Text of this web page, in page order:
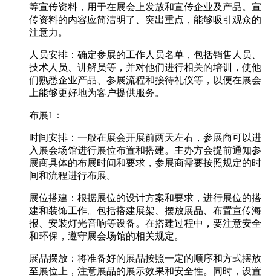
等宣传资料，用于在展会上发放和宣传企业及产品。宣
传资料的内容应简洁明了、突出重点，能够吸引观众的
注意力。
人员安排：确定参展的工作人员名单，包括销售人员、
技术人员、讲解员等，并对他们进行相关的培训，使他
们熟悉企业产品、参展流程和接待礼仪等，以便在展会
上能够更好地为客户提供服务。
布展1：
时间安排：一般在展会开展前两天左右，参展商可以进
入展会场馆进行展位布置和搭建。主办方会提前通知参
展商具体的布展时间和要求，参展商需要按照规定的时
间和流程进行布展。
展位搭建：根据展位的设计方案和要求，进行展位的搭
建和装饰工作。包括搭建展架、摆放展品、布置宣传海
报、安装灯光音响等设备。在搭建过程中，要注意安全
和环保，遵守展会场馆的相关规定。
展品摆放：将准备好的展品按照一定的顺序和方式摆放
至展位上，注意展品的展示效果和安全性。同时，设置